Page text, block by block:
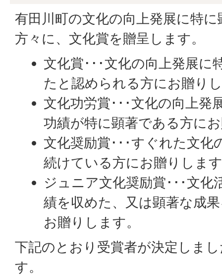
有田川町の文化の向上発展に特
方々に、文化賞を贈呈します。
文化賞･･･文化の向上発展に
たと認められる方にお贈り
文化功労賞･･･文化の向上発
功績が特に顕著である方に
文化奨励賞･･･すぐれた文化
続けている方にお贈りしま
ジュニア文化奨励賞･･･文化
績を収めた、又は顕著な成
お贈りします。
下記のとおり受賞者が決定しま
す。